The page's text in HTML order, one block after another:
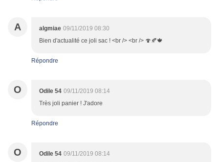
A algmiae 09/11/2019 08:30
Bien d'actualité ce joli sac ! <br /> <br /> 🍄🍂🍁
Répondre
O Odile 54 09/11/2019 08:14
Très joli panier ! J'adore
Répondre
O Odile 54 09/11/2019 08:14